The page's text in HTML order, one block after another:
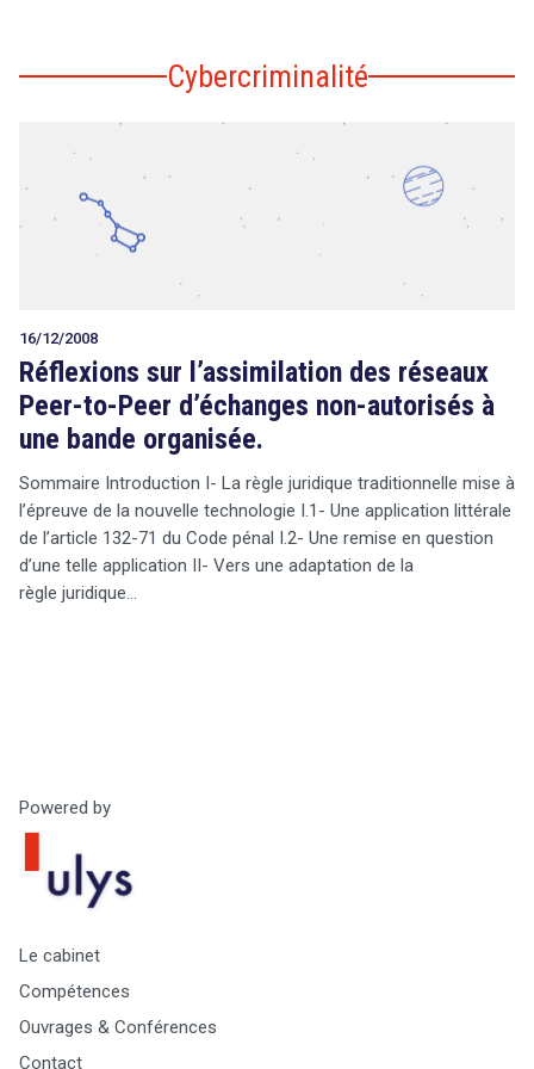
Cybercriminalité
16/12/2008
Réflexions sur l’assimilation des réseaux
Peer-to-Peer d’échanges non-autorisés à
une bande organisée.
Sommaire Introduction I- La règle juridique traditionnelle mise à
l’épreuve de la nouvelle technologie I.1- Une application littérale
de l’article 132-71 du Code pénal I.2- Une remise en question
d’une telle application II- Vers une adaptation de la
règle juridique…
Powered by
Le cabinet
Compétences
Ouvrages & Conférences
Contact